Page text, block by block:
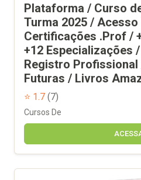
Plataforma / Curso
Turma 2025 /
Certificações .Prof /
+12 Especializações
Registro
Futuras / Livros
⭐ 1.7 (7)
Cursos De